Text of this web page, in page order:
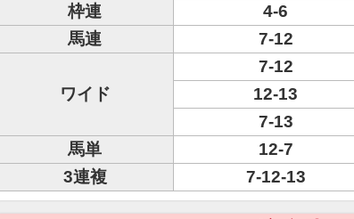
枠連
4-6
馬連
7-12
ワイド
7-12
12-13
7-13
馬単
12-7
3連複
7-12-13